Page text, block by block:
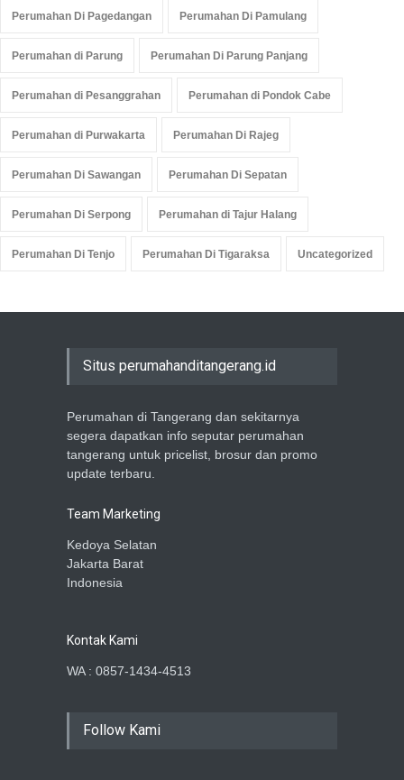
Perumahan Di Pagedangan Perumahan Di Pamulang
Perumahan di Parung Perumahan Di Parung Panjang
Perumahan di Pesanggrahan Perumahan di Pondok Cabe
Perumahan di Purwakarta Perumahan Di Rajeg
Perumahan Di Sawangan Perumahan Di Sepatan
Perumahan Di Serpong Perumahan di Tajur Halang
Perumahan Di Tenjo Perumahan Di Tigaraksa Uncategorized
Situs perumahanditangerang.id
Perumahan di Tangerang dan sekitarnya
segera dapatkan info seputar perumahan
tangerang untuk pricelist, brosur dan promo
update terbaru.
Team Marketing
Kedoya Selatan
Jakarta Barat
Indonesia
Kontak Kami
WA : 0857-1434-4513
Follow Kami